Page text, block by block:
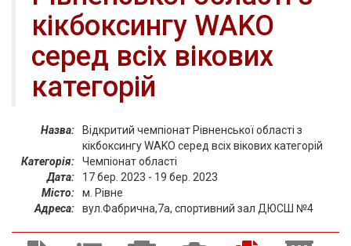
кікбоксингу WAKO
серед всіх вікових
категорій
Назва:
Відкритий чемпіонат Рівненської області з
кікбоксингу WAKO серед всіх вікових категорій
Категорія:
Чемпіонат області
Дата:
17 бер. 2023 - 19 бер. 2023
Місто:
м. Рівне
Адреса:
вул.Фабрична,7а, спортивний зал ДЮСШ №4